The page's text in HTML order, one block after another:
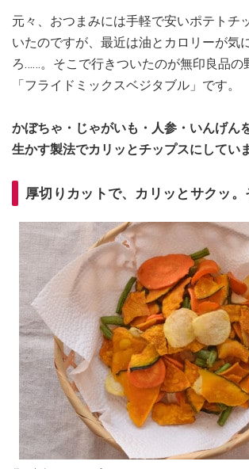
元々、おつまみには手軽で安いポテトチ
いたのですが、最近は油とカロリーが気
ろ……。そこで行きついたのが無印良品の
「フライドミックスベジタブル」です。
かぼちゃ・じゃがいも・人参・いんげん
生かす製法でカリッとチップスにしていま
厚切りカットで、カリッとサクッ。